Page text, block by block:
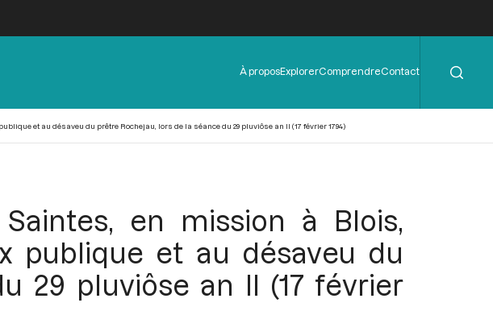
Menu
de
À proposExplorerComprendreContact
et au désaveu du prêtre Rochejau, lors de la séance du 29 pluviôse an II (17 février 1794)
en mission à Blois,
publique et au désaveu du
29 pluviôse an II (17 février